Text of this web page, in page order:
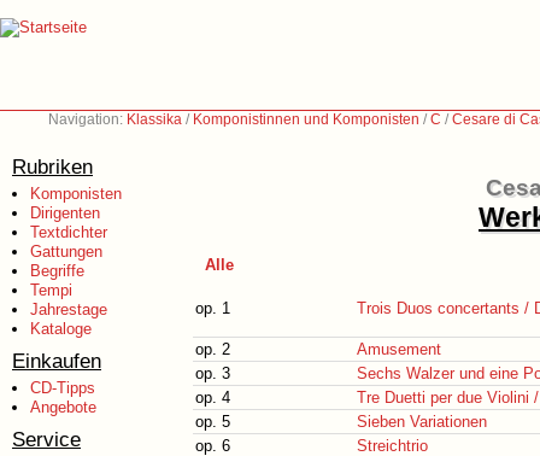
Navigation: Klassika / Komponistinnen und Komponisten /C /Cesare di
Rubriken
Komponisten
Dirigenten
Textdichter
Gattungen
Begriffe
Tempi
Jahrestage
Kataloge
Einkaufen
CD-Tipps
Angebote
Service
Alle
op. 1 Trois Duos concertants /
op. 2
Amusement
op. 3
Sechs Walzer und eine
op. 4
Tre Duetti per due Violini
op. 5
Sieben Variationen
op. 6
Streichtrio